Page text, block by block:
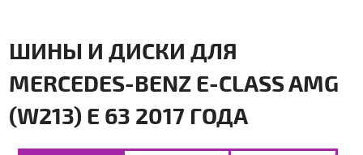
ШИНЫ И ДИСКИ ДЛЯ
MERCEDES-BENZ E-CLASS AMG
(W213) E 63 2017 ГОДА